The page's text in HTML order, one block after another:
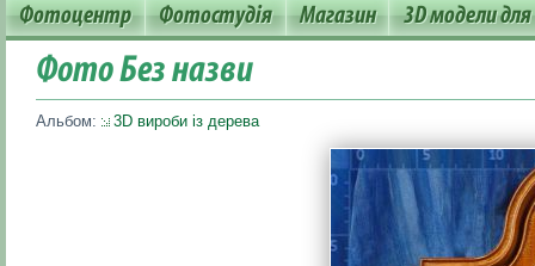
Фотоцентр Фотостудія Магазин 3D модели
Фото Без назви
Альбом: 3D вироби із дерева